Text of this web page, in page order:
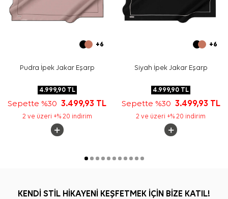
+6
Pudra İpek Jakar Eşarp
4.999,90TL
Sepette %303.499,93 TL
2 ve üzeri +% 20 indirim
+6
Siyah İpek Jakar Eşarp
4.999,90 TL
Sepette %30 3.499,93 TL
2 ve üzeri +% 20 indirim
KENDİ STİL HİKAYENİ KEŞFETMEK İÇİN BİZE KATIL!